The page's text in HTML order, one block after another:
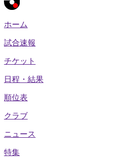
ホーム
試合速報
チケット
日程・結果
順位表
クラブ
ニュース
特集